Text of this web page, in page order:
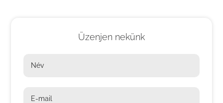
Üzenjen nekünk
Név
E-mail